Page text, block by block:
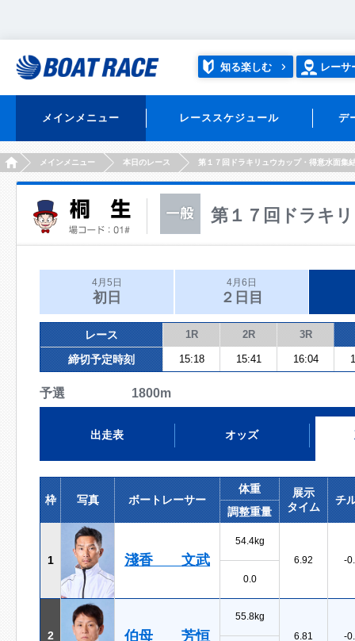
知る楽しむ レーサ
メインメニュー レーススケジュール デ
HOMEメインメニュー 本日のレース 第１７回ドラキリュウカップ・得意水面集
第１７回ドラキ
4月5日
初日
4月6日
２日目
レース 1R 2R 3R
締切予定時刻 15:18 15:41 16:04
予選 1800m
出走表 オッズ
枠 写真 ボートレーサー
体重
展示
タイム
チ
調整重量
1 淺香 文武
54.4kg
6.92
-
0.0
2 伯母 芳恒
55.8kg
6.81
-